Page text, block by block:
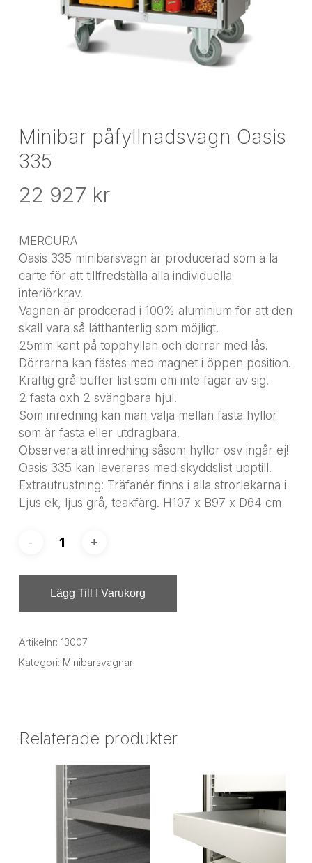
Minibar påfyllnadsvagn Oasis
335
22 927 kr
MERCURA
Oasis 335 minibarsvagn är producerad som a la
carte för att tillfredställa alla individuella
interiörkrav.
Vagnen är prodcerad i 100% aluminium för att den
skall vara så lätthanterlig som möjligt.
25mm kant på topphyllan och dörrar med lås.
Dörrarna kan fästes med magnet i öppen position.
Kraftig grå buffer list som om inte fägar av sig.
2 fasta oxh 2 svängbara hjul.
Som inredning kan man välja mellan fasta hyllor
som är fasta eller utdragbara.
Observera att inredning såsom hyllor osv ingår ej!
Oasis 335 kan levereras med skyddslist upptill.
Extrautrustning: Träfanér finns i alla strorlekarna i
Ljus ek, ljus grå, teakfärg. H107 x B97 x D64 cm
Lägg Till I Varukorg
Artikelnr: 13007
Kategori: Minibarsvagnar
Relaterade produkter